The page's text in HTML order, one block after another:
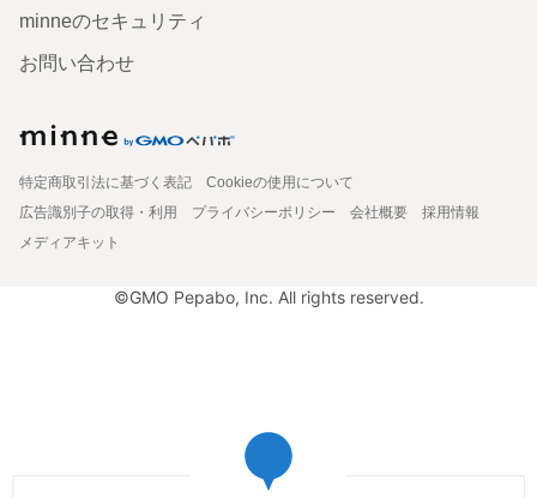
minneのセキュリティ
お問い合わせ
特定商取引法に基づく表記
Cookieの使用について
広告識別子の取得・利用
プライバシーポリシー 会社概要
採用情報
メディアキット
©GMO Pepabo, Inc. All rights reserved.